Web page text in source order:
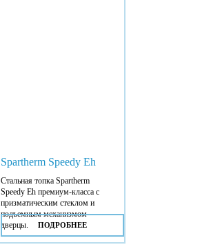
Spartherm Speedy Eh
Стальная топка Spartherm
Speedy Eh премиум-класса с
призматическим стеклом и
подъемным механизмом
дверцы.
ПОДРОБНЕЕ